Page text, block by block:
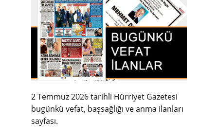
2 Temmuz 2026 tarihli Hürriyet Gazetesi
bugünkü vefat, başsağlığı ve anma ilanları
sayfası.